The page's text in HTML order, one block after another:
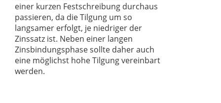
einer kurzen Festschreibung durchaus
passieren, da die Tilgung um so
langsamer erfolgt, je niedriger der
Zinssatz ist. Neben einer langen
Zinsbindungsphase sollte daher auch
eine möglichst hohe Tilgung vereinbart
werden.